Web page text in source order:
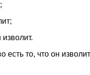
изволит.
есть то, что он